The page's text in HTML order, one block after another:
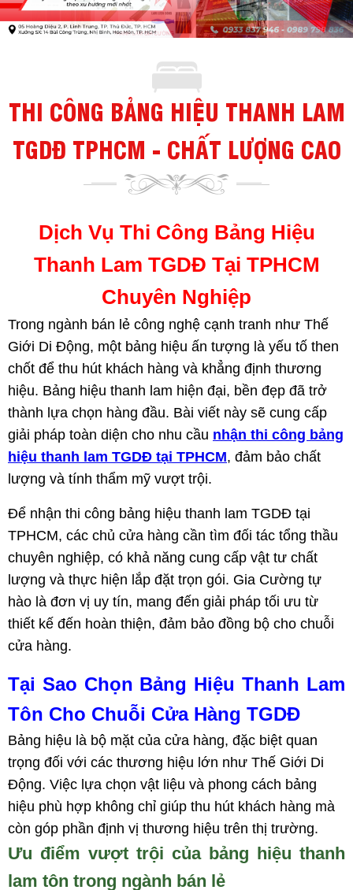
THI CÔNG BẢNG HIỆU THANH LAM
TGDĐ TPHCM - CHẤT LƯỢNG CAO
Dịch Vụ Thi Công Bảng Hiệu
Thanh Lam TGDĐ Tại TPHCM
Chuyên Nghiệp
Trong ngành bán lẻ công nghệ cạnh tranh như Thế
Giới Di Động, một bảng hiệu ấn tượng là yếu tố then
chốt để thu hút khách hàng và khẳng định thương
hiệu. Bảng hiệu thanh lam hiện đại, bền đẹp đã trở
thành lựa chọn hàng đầu. Bài viết này sẽ cung cấp
giải pháp toàn diện cho nhu cầu nhận thi công bảng
hiệu thanh lam TGDĐ tại TPHCM, đảm bảo chất
lượng và tính thẩm mỹ vượt trội.
Để nhận thi công bảng hiệu thanh lam TGDĐ tại
TPHCM, các chủ cửa hàng cần tìm đối tác tổng thầu
chuyên nghiệp, có khả năng cung cấp vật tư chất
lượng và thực hiện lắp đặt trọn gói. Gia Cường tự
hào là đơn vị uy tín, mang đến giải pháp tối ưu từ
thiết kế đến hoàn thiện, đảm bảo đồng bộ cho chuỗi
cửa hàng.
Tại Sao Chọn Bảng Hiệu Thanh Lam
Tôn Cho Chuỗi Cửa Hàng TGDĐ
Bảng hiệu là bộ mặt của cửa hàng, đặc biệt quan
trọng đối với các thương hiệu lớn như Thế Giới Di
Động. Việc lựa chọn vật liệu và phong cách bảng
hiệu phù hợp không chỉ giúp thu hút khách hàng mà
còn góp phần định vị thương hiệu trên thị trường.
Ưu điểm vượt trội của bảng hiệu thanh
lam tôn trong ngành bán lẻ